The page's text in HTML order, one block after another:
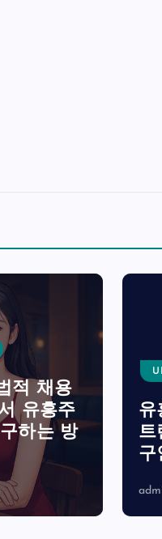
UNCATEGORIZED
유흥알바의 실
트렌드: 강남
구인 공고와
admin 6월 5, 2026